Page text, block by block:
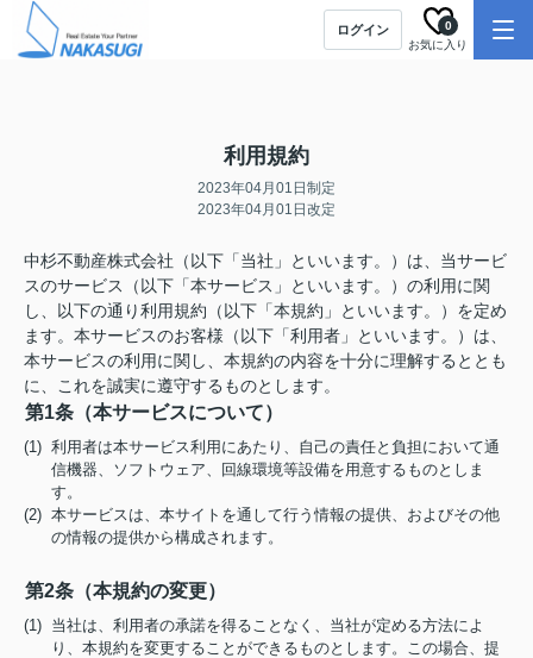
ログイン
お気に入り
0
利用規約
2023年04月01日制定
2023年04月01日改定
中杉不動産株式会社（以下「当社」といいます。）は、当サービ
スのサービス（以下「本サービス」といいます。）の利用に関
し、以下の通り利用規約（以下「本規約」といいます。）を定め
ます。本サービスのお客様（以下「利用者」といいます。）は、
本サービスの利用に関し、本規約の内容を十分に理解するととも
に、これを誠実に遵守するものとします。
第1条（本サービスについて）
(1) 利用者は本サービス利用にあたり、自己の責任と負担において通
信機器、ソフトウェア、回線環境等設備を用意するものとしま
す。
(2) 本サービスは、本サイトを通して行う情報の提供、およびその他
の情報の提供から構成されます。
第2条（本規約の変更）
(1) 当社は、利用者の承諾を得ることなく、当社が定める方法によ
り、本規約を変更することができるものとします。この場合、提